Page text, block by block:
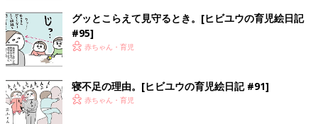
グッとこらえて見守るとき。[ヒビユウの育児絵日記
#95]
赤ちゃん・育児
寝不足の理由。[ヒビユウの育児絵日記 #91]
赤ちゃん・育児